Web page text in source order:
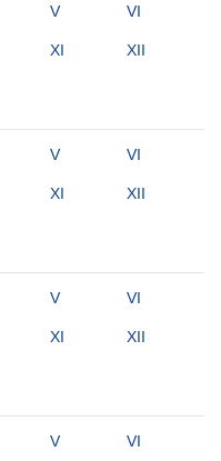
V VI
XI XII
V VI
XI XII
V VI
XI XII
V VI